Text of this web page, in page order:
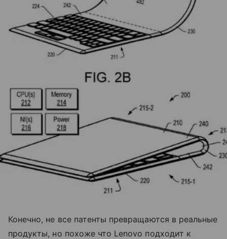
Конечно, не все патенты превращаются в реальные
продукты, но похоже что Lenovo подходит к